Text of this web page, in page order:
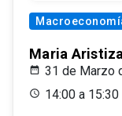
Maria
31 de Marzo
14:00 a 15:30